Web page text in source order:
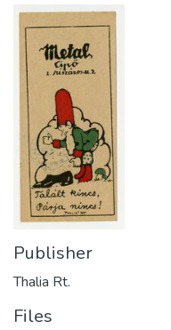
About us
Publisher
Thalia Rt.
Files